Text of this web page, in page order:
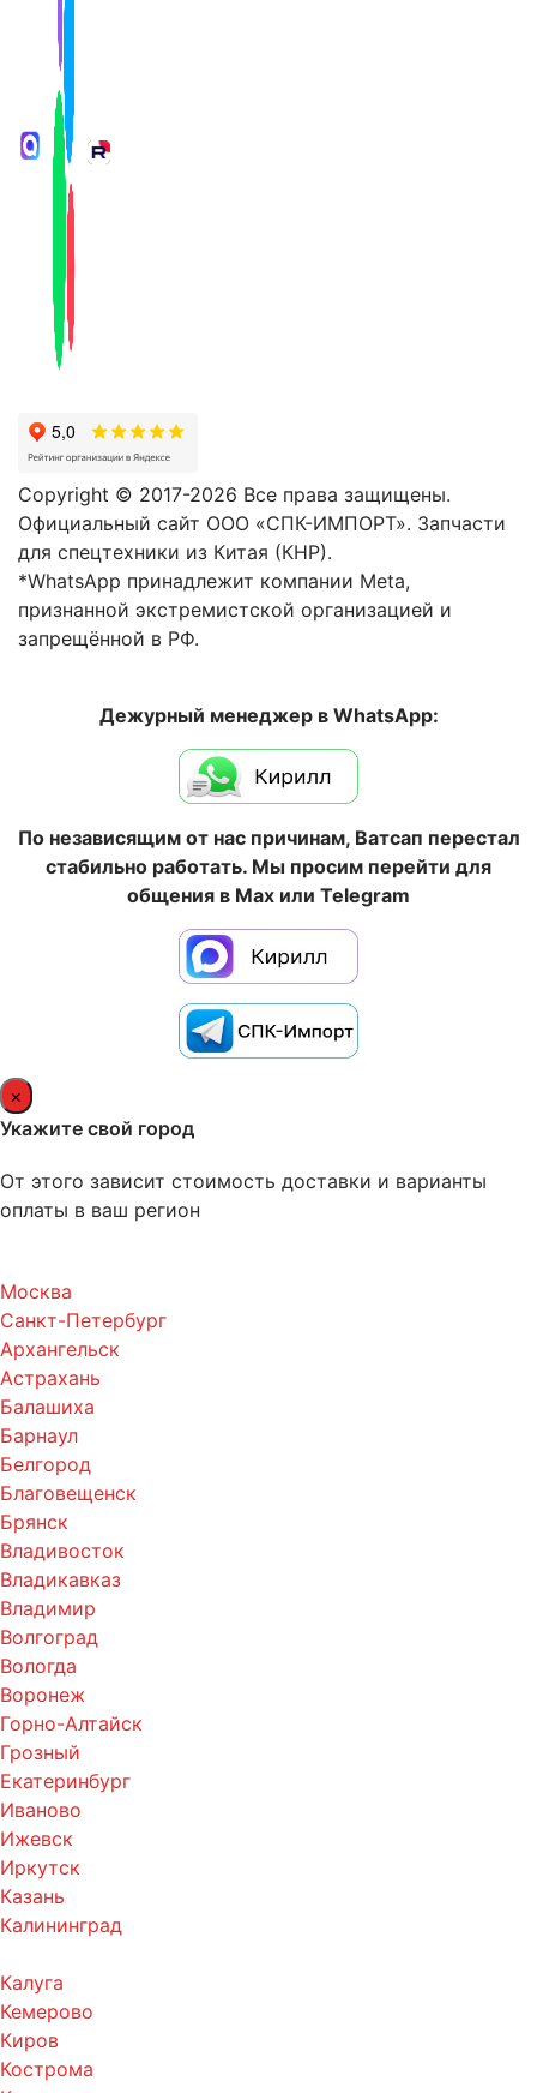
Copyright © 2017-2026 Все права защищены.
Официальный сайт ООО «СПК-ИМПОРТ». Запчасти
для спецтехники из Китая (КНР).
*WhatsApp принадлежит компании Meta,
признанной экстремистской организацией и
запрещённой в РФ.
Дежурный менеджер в WhatsApp:
По независящим от нас причинам, Ватсап перестал
стабильно работать. Мы просим перейти для
общения в Max или Telegram
×
Укажите свой город
От этого зависит стоимость доставки и варианты
оплаты в ваш регион
Москва
Санкт-Петербург
Архангельск
Астрахань
Балашиха
Барнаул
Белгород
Благовещенск
Брянск
Владивосток
Владикавказ
Владимир
Волгоград
Вологда
Воронеж
Горно-Алтайск
Грозный
Екатеринбург
Иваново
Ижевск
Иркутск
Казань
Калининград
Калуга
Кемерово
Киров
Кострома